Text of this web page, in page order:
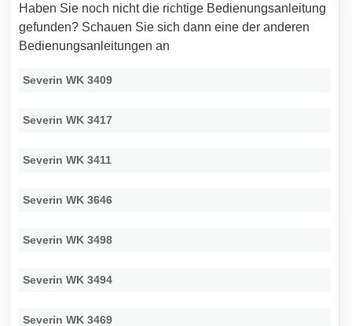
Haben Sie noch nicht die richtige Bedienungsanleitung
gefunden? Schauen Sie sich dann eine der anderen
Bedienungsanleitungen an
Severin WK 3409
Severin WK 3417
Severin WK 3411
Severin WK 3646
Severin WK 3498
Severin WK 3494
Severin WK 3469